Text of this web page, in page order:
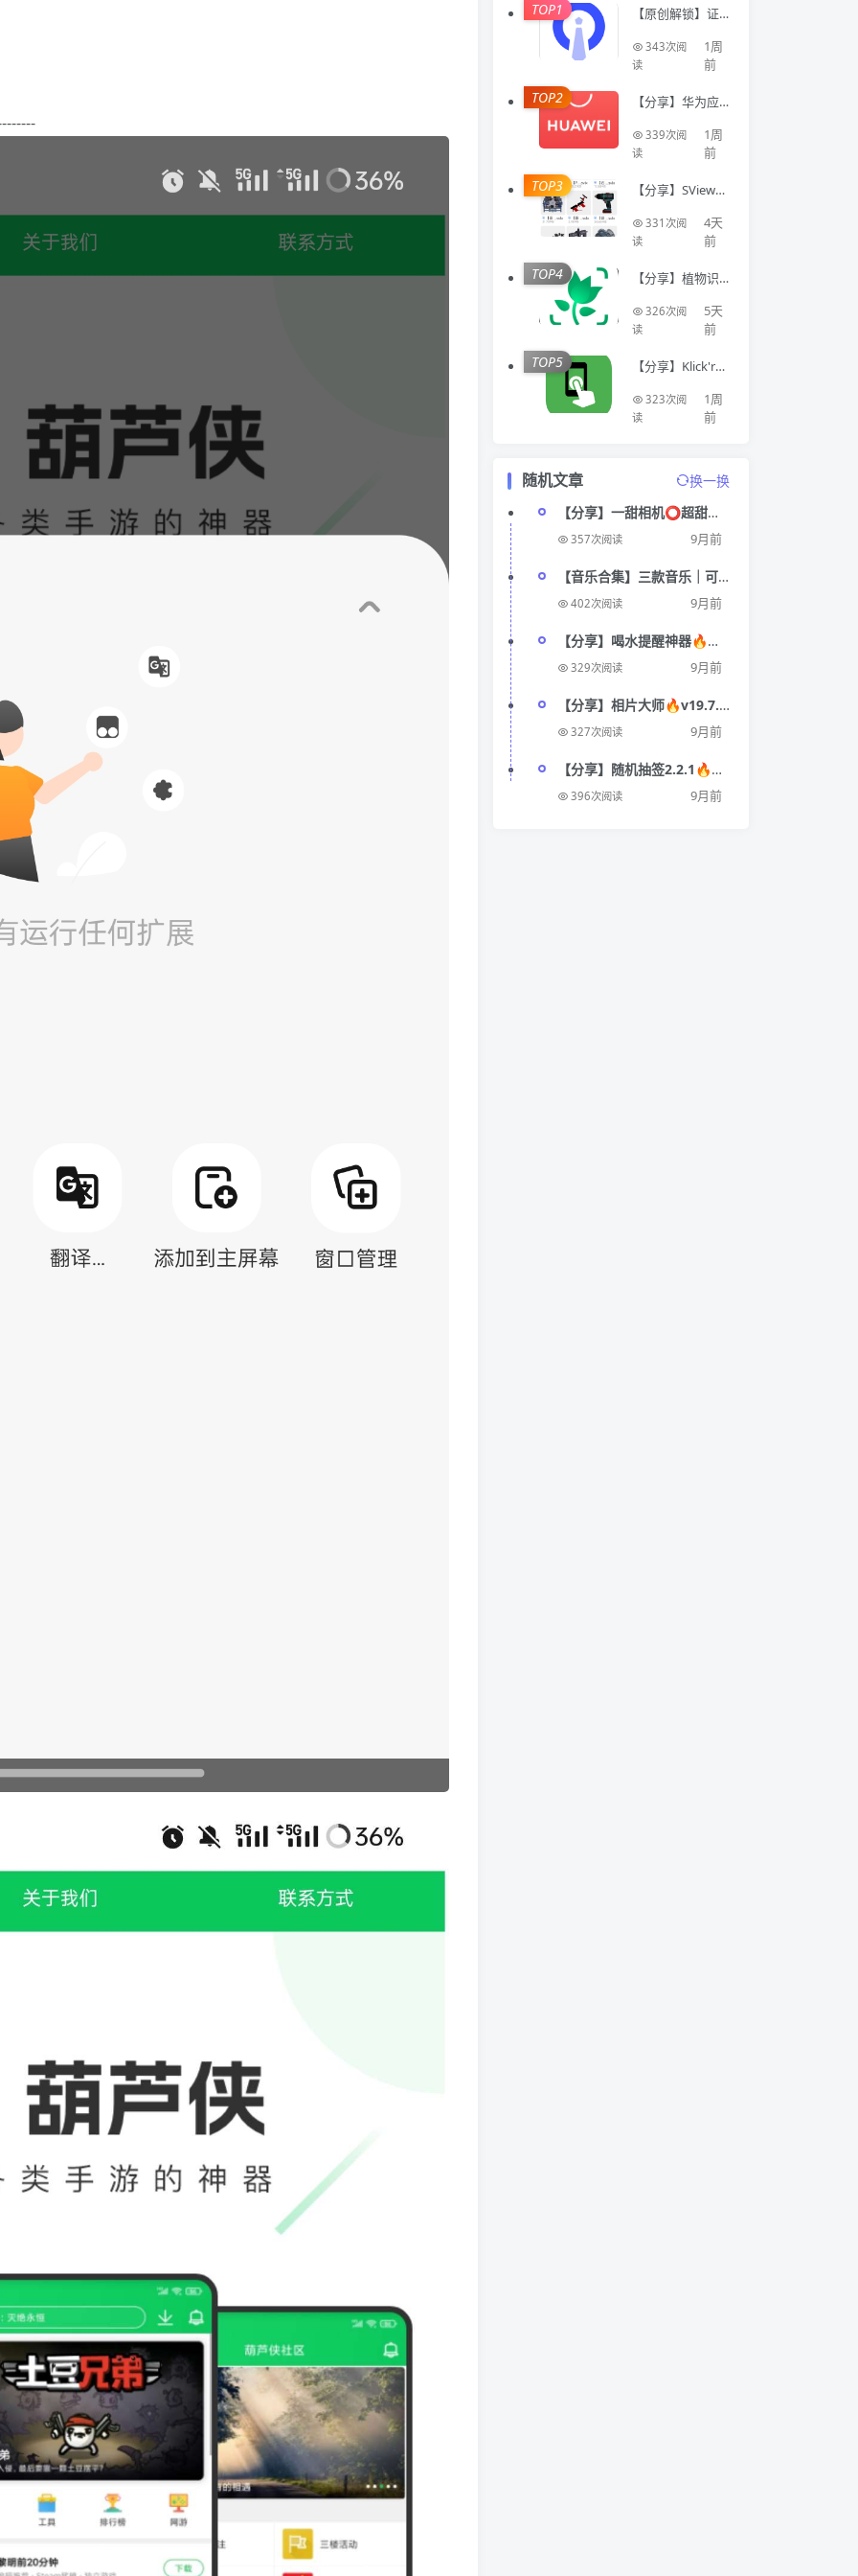
TOP1
【原创解锁】证
会员🔥标准尺寸
换底色美颜证件
343次阅
读
1周
前
TOP2
【分享】华为应
不限制下载国际
软件⭕免登录
339次阅
读
1周
前
TOP3
【分享】SView看
模型看图工具🔥
登录即会员
331次阅
读
4天
前
TOP4
【分享】植物识
识别植物🔥养花
识花一步到位
326次阅
读
5天
前
TOP5
【分享】Klick'r自
票自动神器🔥一
键录制脚本
323次阅
读
1周
前
随机文章
换一换
【分享】一甜相机⭕超甜系
少女自拍神器⭕解锁会员版
357次阅读 9月前
【音乐合集】三款音乐｜可
听全网｜洛雪附永久可用音
402次阅读 9月前
【分享】喝水提醒神器🔥每
日实时喝水🔥保持水润
329次阅读 9月前
【分享】相片大师🔥v19.7.4
🔥解锁会员
327次阅读 9月前
【分享】随机抽签2.2.1🔥随
机抽签抓阄｜随机数｜🔥纯
396次阅读 9月前